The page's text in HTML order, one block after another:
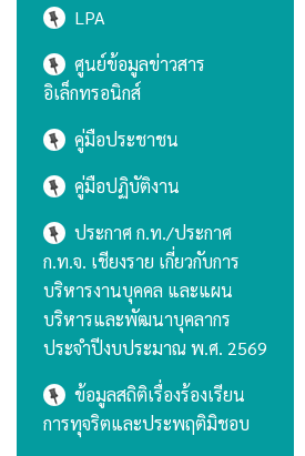
LPA
ศูนย์ข้อมูลข่าวสาร
อิเล็กทรอนิกส์
คู่มือประชาชน
คู่มือปฏิบัติงาน
ประกาศ ก.ท./ประกาศ
ก.ท.จ. เชียงราย เกี่ยวกับการ
บริหารงานบุคคล และแผน
บริหารและพัฒนาบุคลากร
ประจำปีงบประมาณ พ.ศ. 2569
ข้อมูลสถิติเรื่องร้องเรียน
การทุจริตและประพฤติมิชอบ